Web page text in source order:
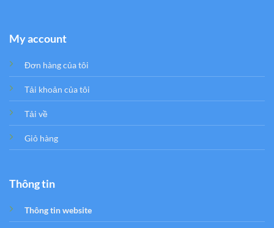
My account
Đơn hàng của tôi
Tải khoản của tôi
Tải về
Giỏ hàng
Thông tin
Thông tin website